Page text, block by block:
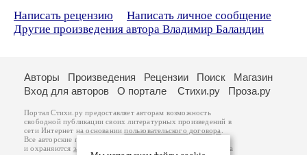
Написать рецензию
Написать личное сообщение
Другие произведения автора Владимир Баландин
Авторы Произведения Рецензии Поиск
Магазин
Вход для авторов
О портале Стихи.ру Проза.ру
Портал Стихи.ру предоставляет авторам возможность
свободной публикации своих литературных произведений в
сети Интернет на основаниипользовательского договора
Все авторские права на произведения принадлежат авторам
и охраняются законом
. Перепечатка произведений возможна